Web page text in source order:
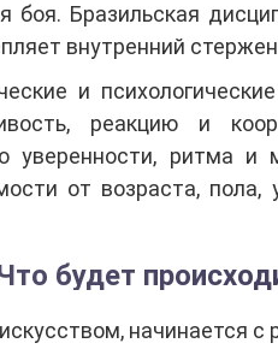
боя. Бразильская
внутренний
и
реакцию и
уверенности, ритма
от возраста, пола,
будет
начинается с